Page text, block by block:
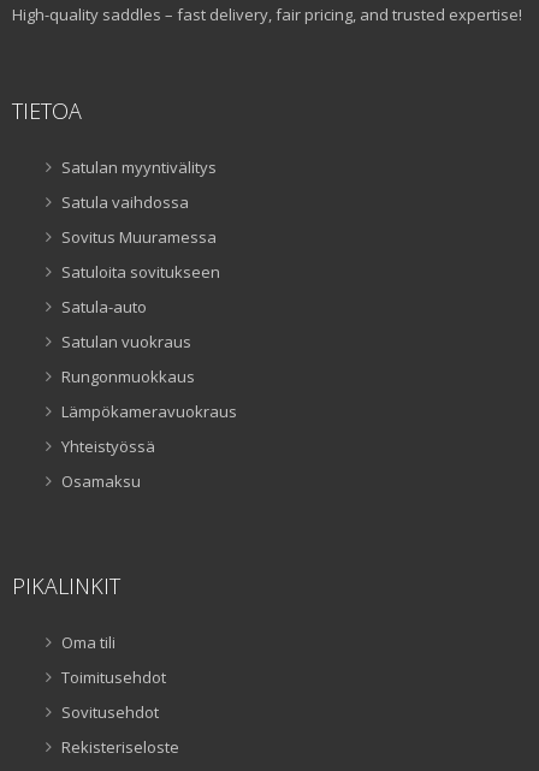
High-quality saddles – fast delivery, fair pricing, and trusted expertise!
TIETOA
Satulan myyntivälitys
Satula vaihdossa
Sovitus Muuramessa
Satuloita sovitukseen
Satula-auto
Satulan vuokraus
Rungonmuokkaus
Lämpökameravuokraus
Yhteistyössä
Osamaksu
PIKALINKIT
Oma tili
Toimitusehdot
Sovitusehdot
Rekisteriseloste